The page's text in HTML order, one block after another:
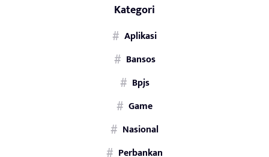
Kategori
Aplikasi
Bansos
Bpjs
Game
Nasional
Perbankan